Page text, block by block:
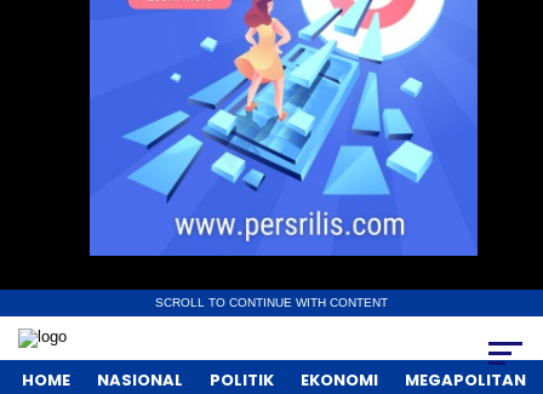
SCROLL TO CONTINUE WITH CONTENT
HOME NASIONAL POLITIK EKONOMI MEGAPOLITAN